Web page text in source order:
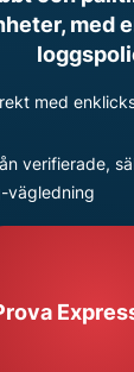
med
med
verifierade,
vägledning